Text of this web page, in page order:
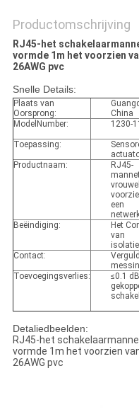
Productomschrijving
RJ45-het
vormde 1m het voorzien
26AWG pvc
Snelle Details:
Plaats van
Oorsprong:
China
ModelNumber: 1230-
Toepassing:
Productnaam:
RJ45-
een
Beëindiging:
Het
van
Contact:
Verguld
Toevoegingsverlies:
≤0.1
Detaliedbeelden:
RJ45-het
vormde 1m het voorzien
26AWG pvc